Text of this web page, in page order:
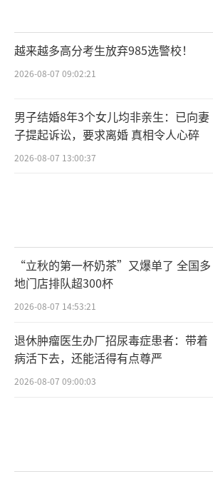
越来越多高分考生放弃985选警校！
2026-08-07 09:02:21
男子结婚8年3个女儿均非亲生：已向妻
子提起诉讼，要求离婚 真相令人心碎
2026-08-07 13:00:37
“立秋的第一杯奶茶”又爆单了 全国多
地门店排队超300杯
2026-08-07 14:53:21
退休肿瘤医生办厂招尿毒症患者：带着
病活下去，还能活得有点尊严
2026-08-07 09:00:03